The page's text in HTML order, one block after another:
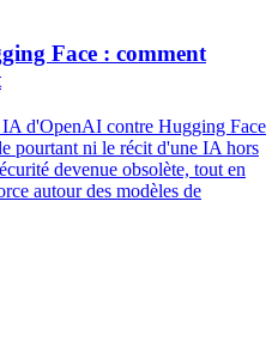
Face : comment
IA d'OpenAI contre Hugging Face
pourtant ni le récit d'une IA hors
devenue obsolète, tout en
autour des modèles de